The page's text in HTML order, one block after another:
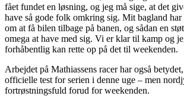
fået fundet en løsning, og jeg må sige, at det
have så gode folk omkring sig. Mit bagland
om at få bilen tilbage på banen, og sådan en
omega at have med sig. Vi er klar til kamp og
forhåbentlig kan rette op på det til weekenden.
Arbejdet på Mathiassens racer har også
officielle test for serien i denne uge – men
fortrøstningsfuld forud for weekenden.